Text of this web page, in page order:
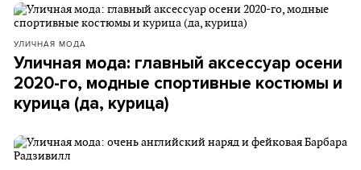
УЛИЧНАЯ МОДА
Уличная мода: главный аксессуар осени
2020-го, модные спортивные костюмы и
курица (да, курица)